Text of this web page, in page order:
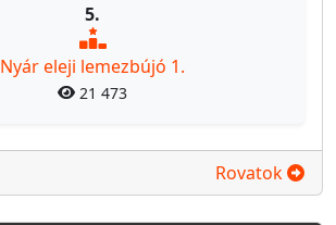
5.
Nyár eleji lemezbújó 1.
21 473
Rovatok